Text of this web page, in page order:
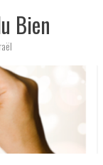
Bien